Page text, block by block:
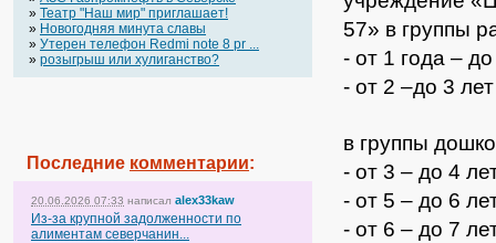
» Театр "Наш мир" приглашает!
» Новогодняя минута славы
» Утерен телефон Redmi note 8 pr ...
» розыгрыш или хулиганство?
Последние комментарии:
20.06.2026 07:33 написал alex33kaw
Из-за крупной задолженности по
алиментам северчанин...
57» в группы
- от 1 года –
- от 2 –до 3
в группы
- от 3 – до 4
- от 5 – до 6
- от 6 – до 7